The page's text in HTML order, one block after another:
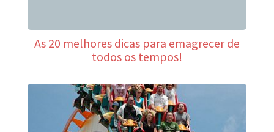
As 20 melhores dicas para emagrecer de
todos os tempos!